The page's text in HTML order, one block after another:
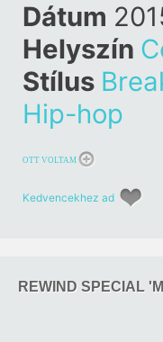
Dátum
Helyszín
Stílus
Hip-hop
OTT VOLTAM
Kedvencekhez ad
REWIND SPECIAL